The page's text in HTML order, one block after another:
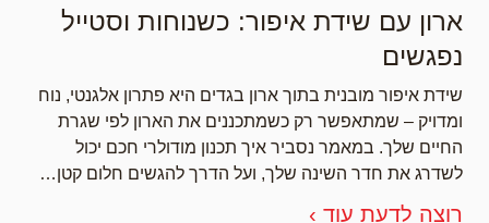
ארון עם שידת איפור: כשנוחות וסטייל
נפגשים
שידת איפור מובנית בתוך ארון בגדים היא פתרון אלגנטי, נוח
ומדויק – שמתאפשר רק כשמתכננים את הארון לפי שגרת
החיים שלך. במאמר נסביר איך תכנון מודולרי חכם יכול
לשדרג את חדר השינה שלך, ועל הדרך להגשים חלום קטן…
רוצה לדעת עוד ›